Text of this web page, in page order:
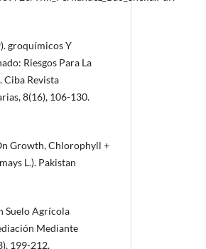
groquímicos Y
Riesgos Para La
Ciba Revista
8(16), 106-130.
Growth, Chlorophyll +
L.). Pakistan
Suelo Agrícola
Mediante
199-212.